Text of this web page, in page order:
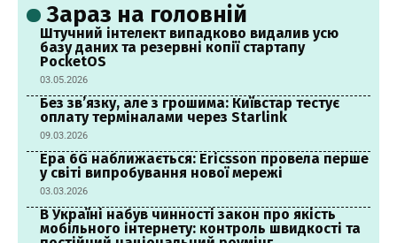
Зараз на головній
Штучний інтелект випадково видалив усю
базу даних та резервні копії стартапу
PocketOS
03.05.2026
Без зв’язку, але з грошима: Київстар тестує
оплату терміналами через Starlink
09.03.2026
Ера 6G наближається: Ericsson провела перше
у світі випробування нової мережі
03.03.2026
В Україні набув чинності закон про якість
мобільного інтернету: контроль швидкості та